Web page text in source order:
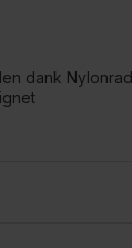
dank Nylonrad